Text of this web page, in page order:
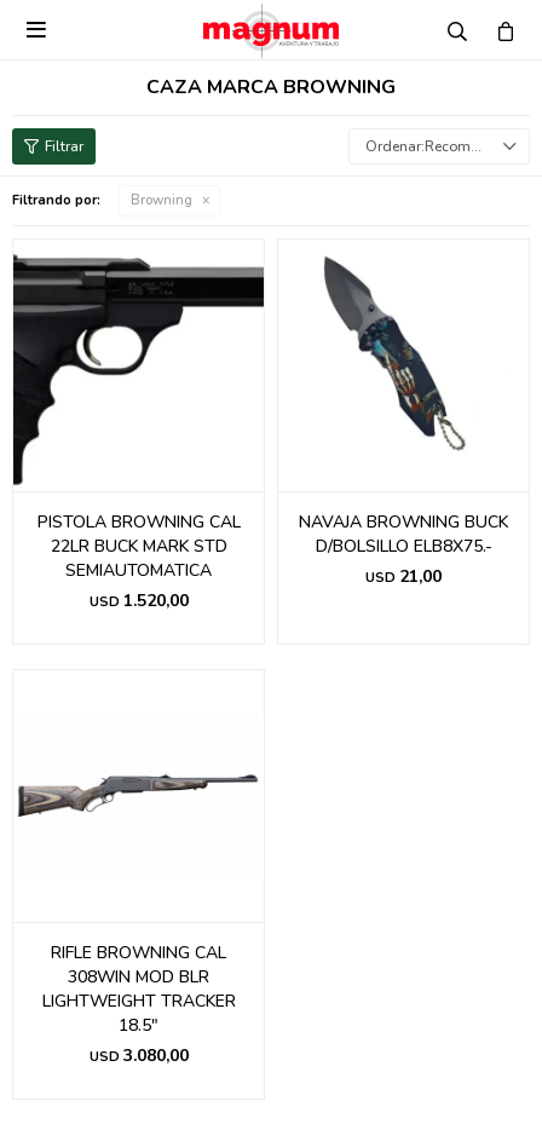

CAZA MARCA BROWNING
Recomendados
Filtrando por: Browning
PISTOLA BROWNING CAL
22LR BUCK MARK STD
SEMIAUTOMATICA
USD 1.520,00
NAVAJA BROWNING BUCK
D/BOLSILLO ELB8X75.-
USD 21,00
RIFLE BROWNING CAL
308WIN MOD BLR
LIGHTWEIGHT TRACKER
18.5"
USD 3.080,00